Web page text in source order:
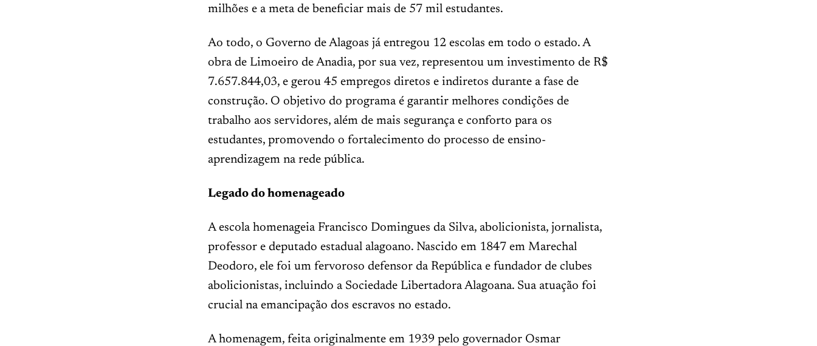
milhões e a meta de beneficiar mais de 57 mil estudantes.
Ao todo, o Governo de Alagoas já entregou 12 escolas em todo o estado. A
obra de Limoeiro de Anadia, por sua vez, representou um investimento de R$
7.657.844,03, e gerou 45 empregos diretos e indiretos durante a fase de
construção. O objetivo do programa é garantir melhores condições de
trabalho aos servidores, além de mais segurança e conforto para os
estudantes, promovendo o fortalecimento do processo de ensino-
aprendizagem na rede pública.
Legado do homenageado
A escola homenageia Francisco Domingues da Silva, abolicionista, jornalista,
professor e deputado estadual alagoano. Nascido em 1847 em Marechal
Deodoro, ele foi um fervoroso defensor da República e fundador de clubes
abolicionistas, incluindo a Sociedade Libertadora Alagoana. Sua atuação foi
crucial na emancipação dos escravos no estado.
A homenagem, feita originalmente em 1939 pelo governador Osmar